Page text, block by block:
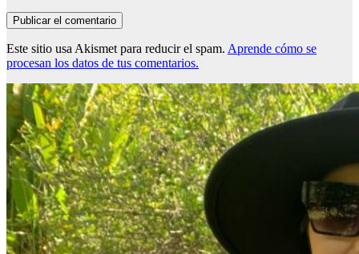
Este sitio usa Akismet para reducir el spam. Aprende cómo se
procesan los datos de tus comentarios.